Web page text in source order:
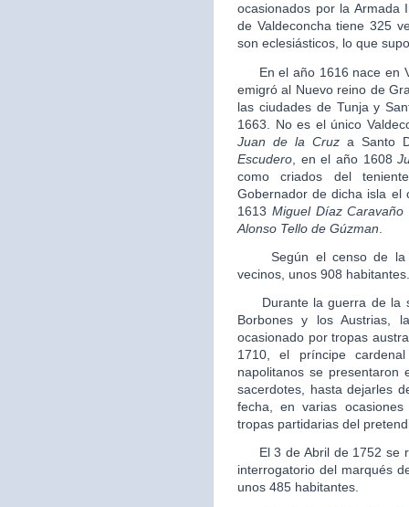
ocasionados por la Armada
de Valdeconcha tiene 325
son eclesiásticos, lo que
En el año 1616 nace en
emigró al Nuevo reino de
las ciudades de Tunja y
1663. No es el único
Juan de la Cruz a Santo
Escudero , en el año 1608
como criados del
Gobernador de dicha isla el
1613 Miguel Díaz Caravaño
Alonso Tello de Gúzman
Según el censo de la
vecinos, unos 908 habitantes.
Durante la guerra de la
Borbones y los Austrias,
ocasionado por tropas
1710, el príncipe
napolitanos se presentaron
sacerdotes, hasta dejarles
fecha, en varias
tropas partidarias del
El 3 de Abril de 1752 se
interrogatorio del marqués
unos 485 habitantes.